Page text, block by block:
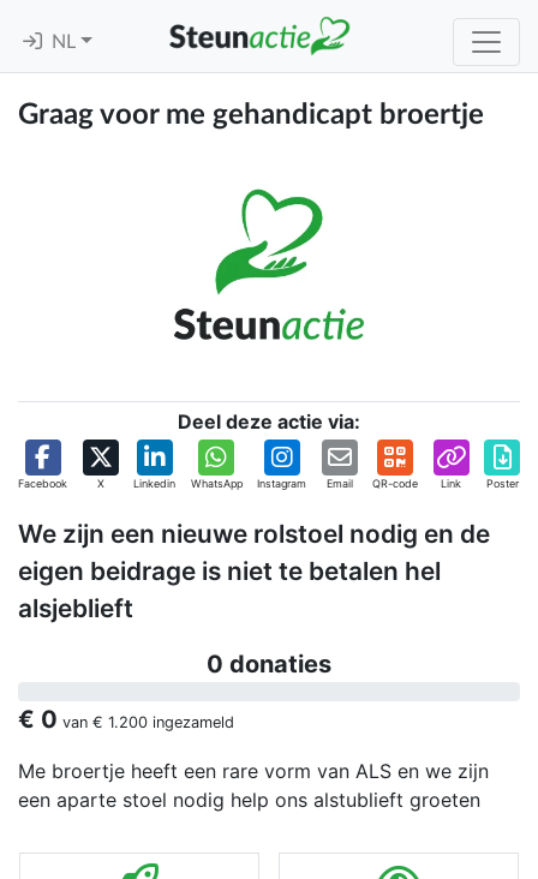
NL
Graag voor me gehandicapt broertje
Deel deze actie via:
Facebook X Linkedin WhatsApp Instagram Email QR-code Link Poster
We zijn een nieuwe rolstoel nodig en de
eigen beidrage is niet te betalen hel
alsjeblieft
0 donaties
€ 0 van € 1.200 ingezameld
Me broertje heeft een rare vorm van ALS en we zijn
een aparte stoel nodig help ons alstublieft groeten